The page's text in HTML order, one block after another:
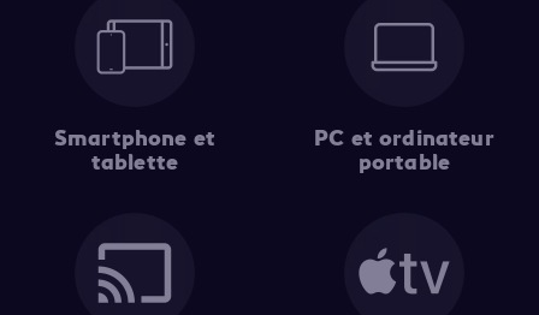
Smartphone et
tablette
PC et ordinateur
portable